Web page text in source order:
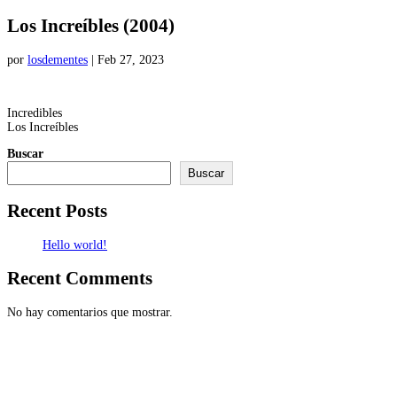
Los Increíbles (2004)
por losdementes Feb 27, 2023
Incredibles
Los Increíbles
Buscar
Buscar
Recent Posts
Hello world!
Recent Comments
No hay comentarios que mostrar.